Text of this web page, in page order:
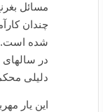
مسائل
چندان
شده است.
در سالهای
دلیلی
این یار